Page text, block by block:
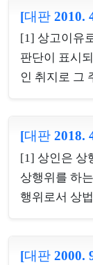
당연히 포함되어 있
은, 실제로는
인처럼 보이
인을...
지만, 회사 이
하기 위하여
있는 증서에
다는 점을 고
따라서 양도
에 제3자에게
있는 양도통
써 양수인이 ...
[대판 2010.
[1] 상고이유
판단이 표시
인 취지로 그
부(소극)[2]
대항요건(=
는 회사의 승
이 모두 확정
하고 자신의
[대판 2018.
[1] 상인은 상
상행위를 하
행위로서 상
라도 회사의
[대판 2000.